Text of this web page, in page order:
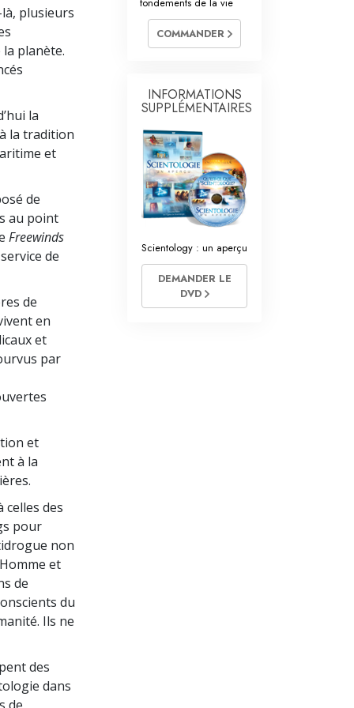
volontaires de Scientology
plusieurs
planète.
la
la tradition
et
de
au point
Freewinds
de
de
en
et
par
et
à la
celles des
pour
non
et
de
du
Ils ne
des
dans
fondements de la vie
COMMANDER
INFORMATIONS
SUPPLÉMENTAIRES
Scientology : un aperçu
DEMANDER LE
DVD